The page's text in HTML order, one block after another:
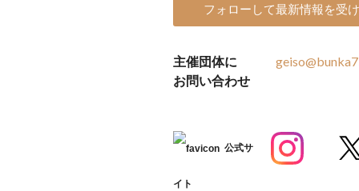
フォローして最新情報を受
主催団体に
お問い合わせ
公式サ
イト